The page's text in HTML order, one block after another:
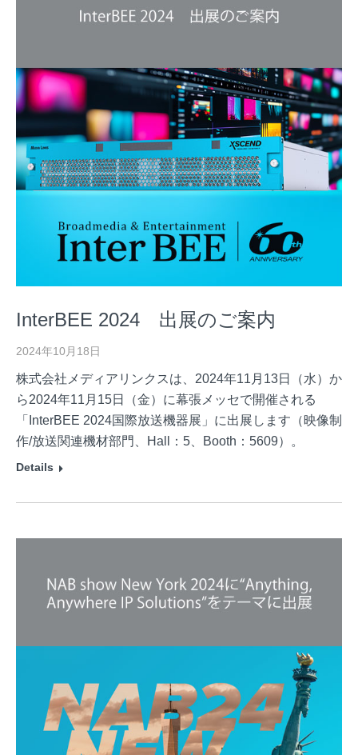
InterBEE 2024 出展のご案内
2024年10月18日
株式会社メディアリンクスは、2024年11月13日（水）か
ら2024年11月15日（金）に幕張メッセで開催される
「InterBEE 2024国際放送機器展」に出展します（映像制
作/放送関連機材部門、Hall：5、Booth：5609）。
Details